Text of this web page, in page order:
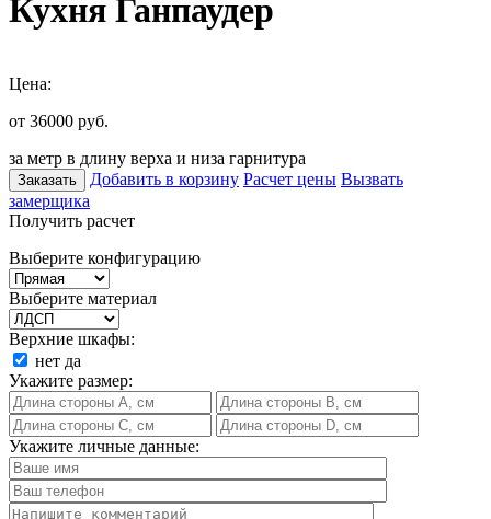
Кухня Ганпаудер
Цена:
от 36000 руб.
за метр в длину верха и низа гарнитура
Заказать Добавить в корзину Расчет цены Вызвать
замерщика
Получить расчет
Выберите конфигурацию
Выберите материал
Верхние шкафы:
нет да
Укажите размер:
Укажите личные данные: